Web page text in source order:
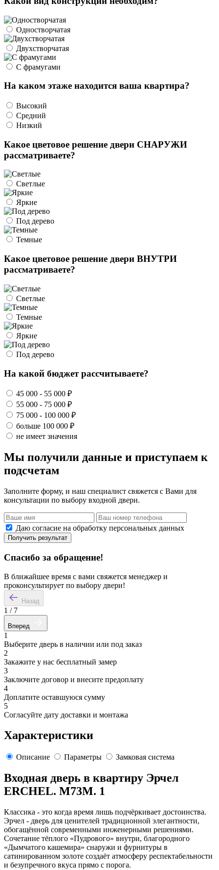
Одностворчатая
Двухстворчатая
С фрамугами
На каком этаже находится ваша квартира?
Высокий
Средний
Низкий
Какое цветовое решение двери СНАРУЖИ
рассматриваете?
Светлые
Яркие
Под дерево
Темные
Какое цветовое решение двери ВНУТРИ
рассматриваете?
Светлые
Темные
Яркие
Под дерево
На какой бюджет рассчитываете?
45 000 - 55 000 ₽
55 000 - 75 000 ₽
75 000 - 100 000 ₽
больше 100 000 ₽
не имеет значения
Мы получили данные и приступаем к
подсчетам
Заполните форму, и наш специалист свяжется с Вами для
консультации по выбору входной двери.
Даю согласие на обработку персональных данных
Получить результат
Спасибо за обращение!
В ближайшее время с вами свяжется менеджер и
проконсультирует по выбору двери!
Назад
1 / 7
Вперед
1
Выберите дверь в наличии или под заказ
2
Закажите у нас бесплатный замер
3
Заключите договор и внесите предоплату
4
Доплатите оставшуюся сумму
5
Согласуйте дату доставки и монтажа
Характеристики
Описание Параметры Замковая система
Входная дверь в квартиру Эрчел
ERCHEL. M73M. 1
Классика - это когда время лишь подчёркивает достоинства.
Эрчел - дверь для ценителей традиционной элегантности,
обогащённой современными инженерными решениями.
Сочетание тёплого «Пудрового» внутри, благородного
«Дымчатого кашемира» снаружи и фурнитуры в
сатинированном золоте создаёт атмосферу респектабельности
и безупречного вкуса прямо с порога.